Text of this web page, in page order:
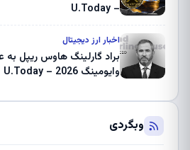
– U.Today
اخبار ارز دیجیتال
براد گارلینگ هاوس ریپل به
وایومینگ 2026 – U.Today
وبگردی